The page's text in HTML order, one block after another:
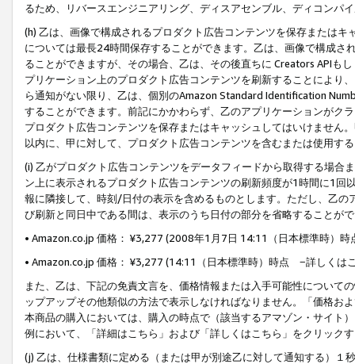
るため、リバースエンジニアリング、ディスアセンブル、ディコンパ
(h) 乙は、画像で構成されるプロダクト広告コンテンツを保存または
については最長24時間保存することができます。乙は、画像で構成
ることができますが、その場合、乙は、その後直ちに Creators APIも
プリケーション上のプロダクト広告コンテンツを刷新することにより
ら通知がない限り、乙は、個別のAmazon Standard Identification
することができます。前記にかかわらず、乙のアプリケーションがク
プロダクト広告コンテンツを保存またはキャッシュしてはいけません
以内に、甲に対して、プロダクト広告コンテンツを含むまたは使用す
(i) 乙がプロダクト広告コンテンツをデータフィードから取得する場合
ン上に表示されるプロダクト広告コンテンツの刷新頻度が1時間に1
報に隣接して、時刻/日付の表示を含めるものとします。ただし、乙
び刷新と同日中である間は、表示のうち日付の部分を省略することが
• Amazon.co.jp 価格： ¥3,277 (2008年1月7日 14:11（日本標準時）
• Amazon.co.jp 価格： ¥3,277 (14:11（日本標準時）時点 −詳しくは
また、乙は、下記の免責文言を、価格情報または入手可能性について
ップアップその他類似の方法で表示しなければなりません。「価格
本商品の購入においては、購入の時点で（該当するアマゾン・サイト
例において、「詳細はこちら」および「詳しくはこちら」をクリック
(j) 乙は、仕様書類に定める（または甲が別途乙に対して通知する）